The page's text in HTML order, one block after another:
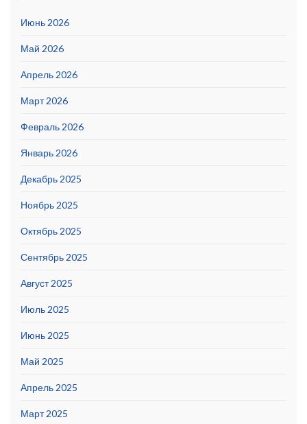
Июнь 2026
Май 2026
Апрель 2026
Март 2026
Февраль 2026
Январь 2026
Декабрь 2025
Ноябрь 2025
Октябрь 2025
Сентябрь 2025
Август 2025
Июль 2025
Июнь 2025
Май 2025
Апрель 2025
Март 2025